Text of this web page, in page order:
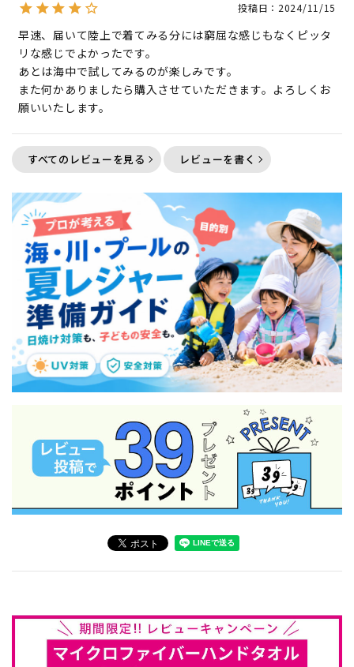
投稿日
2024/11/15
早速、届いて陸上で着てみる分には窮屈な感じもなくピッタ
リな感じでよかったです。
あとは海中で試してみるのが楽しみです。
また何かありましたら購入させていただきます。よろしくお
願いいたします。
すべてのレビューを見る レビューを書く